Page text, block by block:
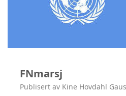
FNmarsj
Publisert av Kine Hovdahl